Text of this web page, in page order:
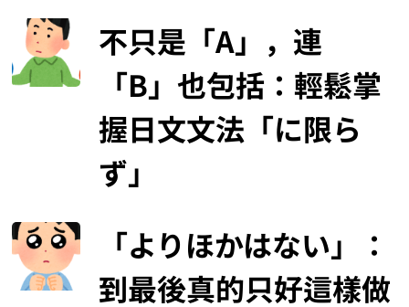
不只是「A」，連
「B」也包括：輕鬆掌
握日文文法「に限ら
ず」
「よりほかはない」：
到最後真的只好這樣做